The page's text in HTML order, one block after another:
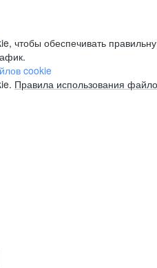
чтобы обеспечивать
cookie
Правила использования